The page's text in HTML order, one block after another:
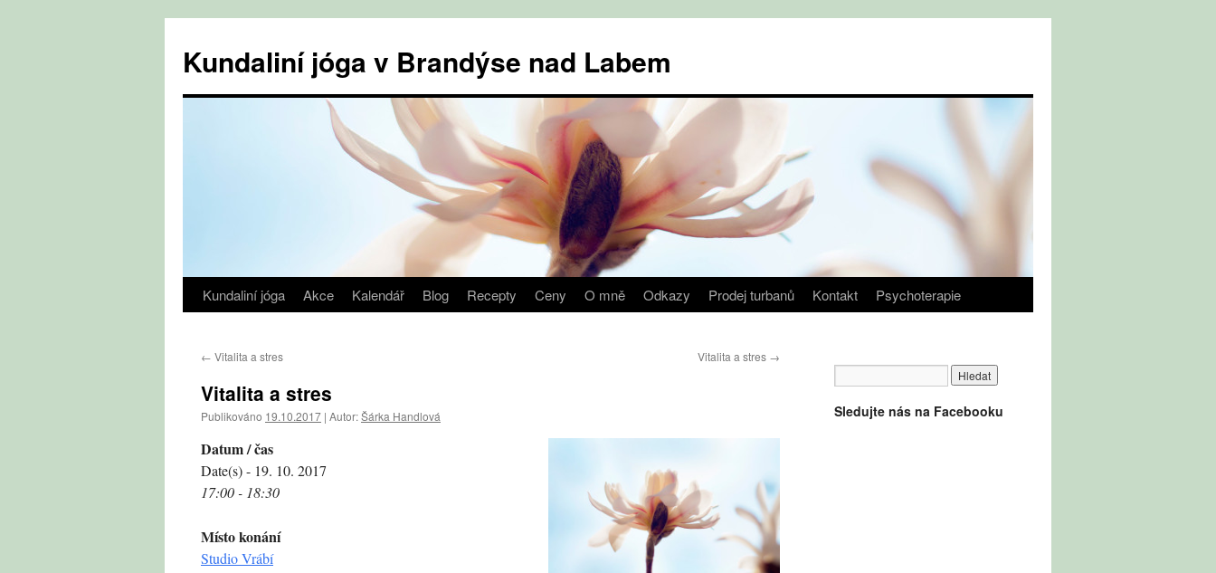
obsahu
webu
Kundaliní jóga v Brandýse nad Labem
Kundaliní jóga Akce Kalendář Blog Recepty Ceny O mně Odkazy Prodej turbanů Kontakt Psychoterapie
← Vitalita a stres Vitalita a stres →
Vitalita a stres
Publikováno 19.10.2017 | Autor:Šárka Handlová
Datum / čas
Date(s) - 19. 10. 2017
17:00 - 18:30
Místo konání
Studio Vrábí
Sledujte nás na Facebooku